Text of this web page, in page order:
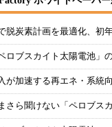
脱炭素計画を最適化、初
ペロブスカイト太陽電池
が加速する再エネ・系
さら聞けない「ペロブス